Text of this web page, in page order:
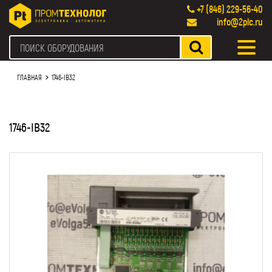
+7 (846) 229-56-40
info@2plc.ru
ГЛАВНАЯ 1746-IB32
1746-IB32